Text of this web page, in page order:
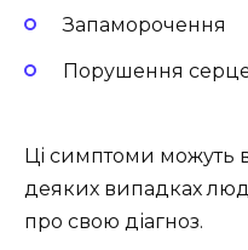
Запаморочення
Порушення
Ці симптоми можуть
деяких випадках
про свою діагноз.